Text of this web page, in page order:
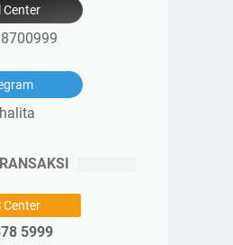
Center
5999